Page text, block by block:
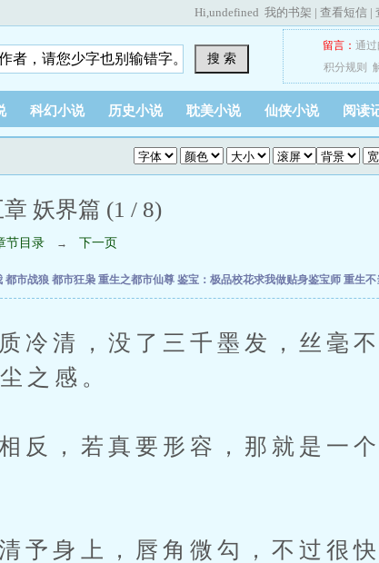
Hi,undefined 我的书架 | 查看短信 |
搜 索
留言： 通
积分规则
科幻小说 历史小说 耽美小说 仙侠小说 阅读
妖界篇 (1 / 8)
节目录 → 下一页
都市战狼 都市狂枭 重生之都市仙尊 鉴宝：极品校花求我做贴身鉴宝师 重生不
清，没了三千墨发，丝毫不
之感。
，若真要形容，那就是一个
身上，唇角微勾，不过很快